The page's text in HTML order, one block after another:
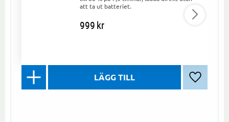
att ta ut batteriet.
999kr
Lägg till